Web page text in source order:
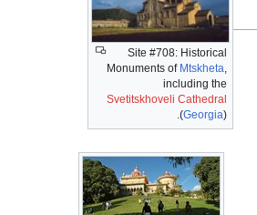
Site #708: Historical
Monuments of Mtskheta,
including the
Svetitskhoveli Cathedral
(Georgia).